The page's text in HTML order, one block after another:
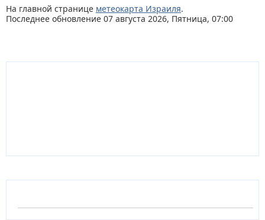
На главной странице метеокарта Израиля.
Последнее обновление 07 августа 2026, Пятница, 07:00